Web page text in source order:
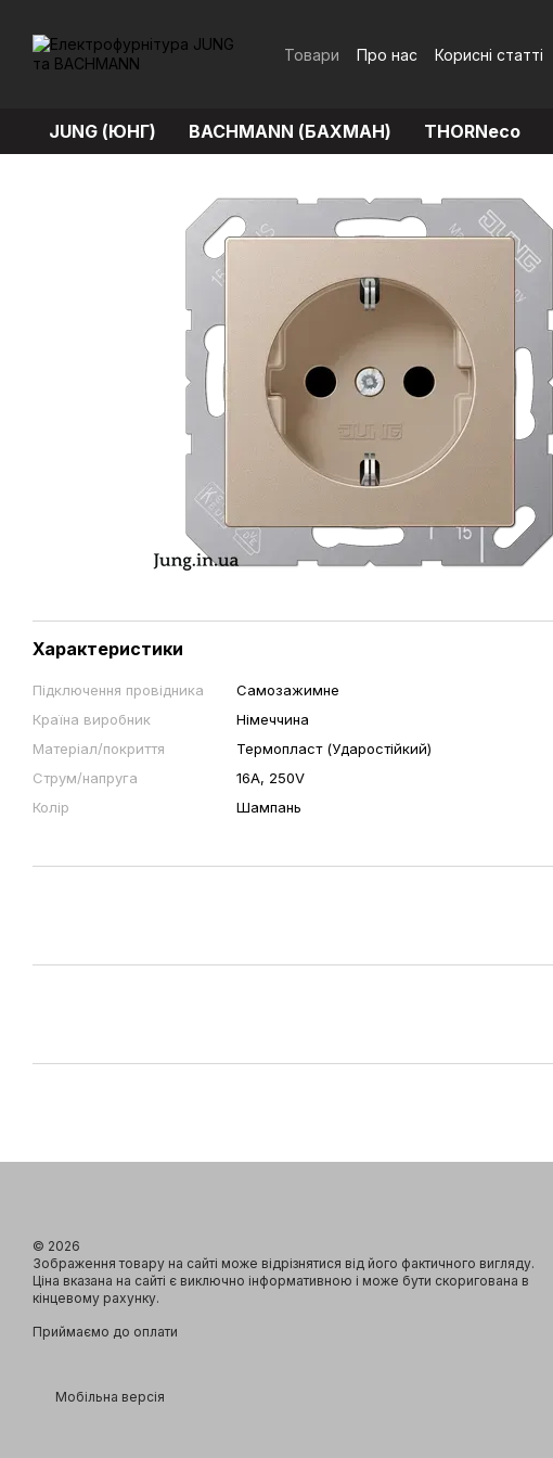
Товари Про нас Корисні статті
JUNG (ЮНГ) BACHMANN (БАХМАН) THORNeco
Характеристики
Підключення провідника
Самозажимне
Країна виробник
Німеччина
Матеріал/покриття
Термопласт (Ударостійкий)
Струм/напруга
16А, 250V
Колір
Шампань
© 2026
Зображення товару на сайті може відрізнятися від його фактичного вигляду.
Ціна вказана на сайті є виключно інформативною і може бути скоригована в
кінцевому рахунку.
Приймаємо до оплати
Мобільна версія